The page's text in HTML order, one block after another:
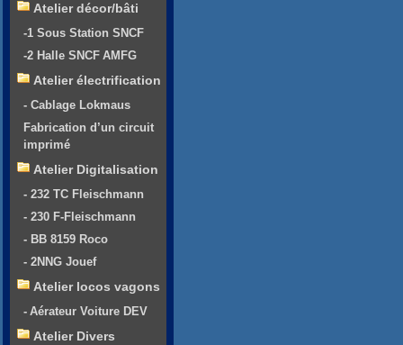
Atelier décor/bâti
-1 Sous Station SNCF
-2 Halle SNCF AMFG
Atelier électrification
- Cablage Lokmaus
Fabrication d’un circuit
imprimé
Atelier Digitalisation
- 232 TC Fleischmann
- 230 F-Fleischmann
- BB 8159 Roco
- 2NNG Jouef
Atelier locos vagons
- Aérateur Voiture DEV
Atelier Divers